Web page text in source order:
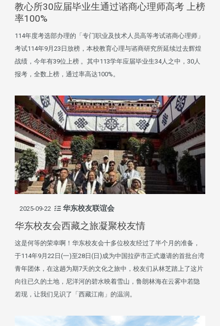
教心所30应届毕业生通过谘商心理师高考 上榜
率100%
114年度考选部办理的「专门职业及技术人员高等考试谘商心理师」
考试114年9月23日放榜，本校教育心理与谘商研究所延续过去辉煌
战绩，今年有39位上榜 。其中113学年应届毕业生34人之中，30人
报考，全数上榜，通过率高达100%。
2025-09-22 华东校友联谊会
华东校友会西藏之旅凝聚校友情
这是何等的荣幸啊！华东校友会十多位校友经过了半个月的准备，
于114年9月22日(一)至28日(日)成为中国拉萨市正式邀请的首批台湾
青年团体，在这趟为期7天的文化之旅中，校友们从林芝踏上了这片
向往已久的土地，尼洋河的碧水映着雪山，鲁朗林海在云雾中若隐
若现，让我们见识了「西藏江南」的温润。